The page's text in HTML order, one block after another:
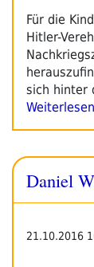
Für die
Hitler-
sich hinter
Daniel
21.10.2016